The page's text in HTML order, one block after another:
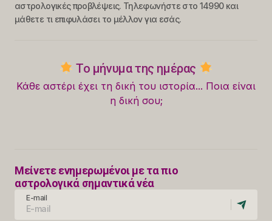
αστρολογικές προβλέψεις. Τηλεφωνήστε στο 14990 και
μάθετε τι επιφυλάσει το μέλλον για εσάς.
Το μήνυμα της ημέρας
Κάθε αστέρι έχει τη δική του ιστορία... Ποια είναι
η δική σου;
Μείνετε ενημερωμένοι με τα πιο
αστρολογικά σημαντικά νέα
E-mail